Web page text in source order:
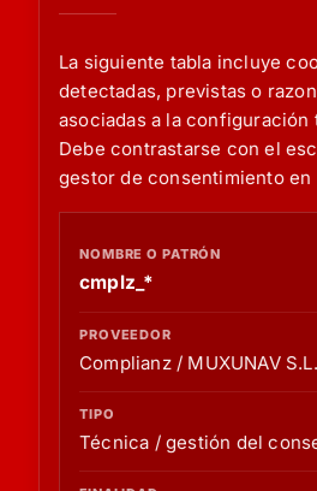
La siguiente tabla incluye
detectadas, previstas o
asociadas a la configuración
Debe contrastarse con el
gestor de consentimiento
PROVEEDOR
TIPO
FINALIDAD
cmplz_*
Complianz / MUXUNAV S.L.
Técnica / gestión del